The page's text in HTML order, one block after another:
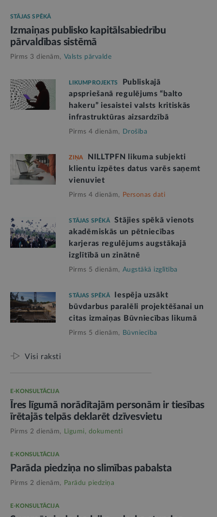
STĀJAS SPĒKĀ
Izmaiņas publisko kapitālsabiedrību
pārvaldības sistēmā
Pirms 3 dienām, Valsts pārvalde
LIKUMPROJEKTS
Publiskajā
apspriešanā regulējums “balto
hakeru” iesaistei valsts kritiskās
infrastruktūras aizsardzībā
Pirms 4 dienām, Drošība
ZIŅA
NILLTPFN likuma subjekti
klientu izpētes datus varēs saņemt
vienuviet
Pirms 4 dienām, Personas dati
STĀJAS SPĒKĀ
Stājies spēkā vienots
akadēmiskās un pētniecības
karjeras regulējums augstākajā
izglītībā un zinātnē
Pirms 5 dienām, Augstākā izglītība
STĀJAS SPĒKĀ
Iespēja uzsākt
būvdarbus paralēli projektēšanai un
citas izmaiņas Būvniecības likumā
Pirms 5 dienām, Būvniecība
Visi raksti
E-KONSULTĀCIJA
Īres līgumā norādītajām personām ir tiesības
īrētajās telpās deklarēt dzīvesvietu
Pirms 2 dienām, Līgumi, dokumenti
E-KONSULTĀCIJA
Parāda piedziņa no slimības pabalsta
Pirms 2 dienām, Parādu piedziņa
E-KONSULTĀCIJA